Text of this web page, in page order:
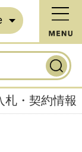
札・契約情報